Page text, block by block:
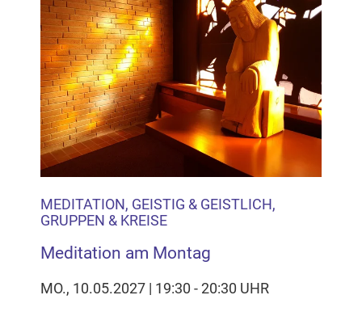
MEDITATION, GEISTIG & GEISTLICH,
GRUPPEN & KREISE
Meditation am Montag
MO., 10.05.2027 | 19:30 - 20:30 UHR